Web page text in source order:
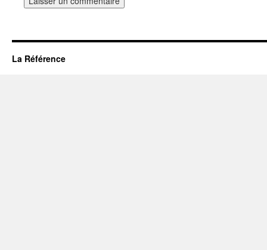
La Référence